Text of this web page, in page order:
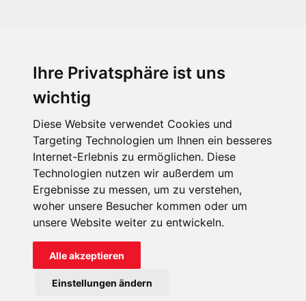
Ihre Privatsphäre ist uns
wichtig
Diese Website verwendet Cookies und
Targeting Technologien um Ihnen ein besseres
Internet-Erlebnis zu ermöglichen. Diese
Technologien nutzen wir außerdem um
Ergebnisse zu messen, um zu verstehen,
woher unsere Besucher kommen oder um
unsere Website weiter zu entwickeln.
Alle akzeptieren
Einstellungen ändern
KIRCHE IN NOT - Österreich
kin@kircheinnot.at
KIN weltweit
Impressum Datenschutz